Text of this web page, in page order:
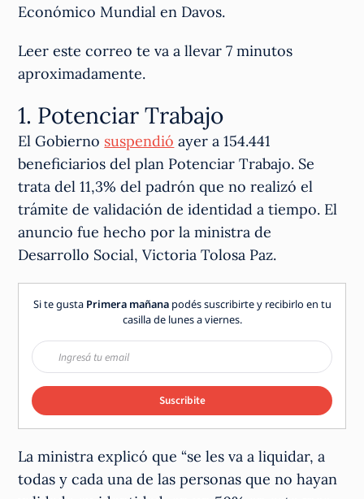
Económico Mundial en Davos.
Leer este correo te va a llevar 7 minutos
aproximadamente.
1. Potenciar Trabajo
El Gobierno suspendió ayer a 154.441
beneficiarios del plan Potenciar Trabajo. Se
trata del 11,3% del padrón que no realizó el
trámite de validación de identidad a tiempo. El
anuncio fue hecho por la ministra de
Desarrollo Social, Victoria Tolosa Paz.
Si te gusta Primera mañanapodés suscribirte y recibirlo en tu
casilla de lunes a viernes.
Suscribite
La ministra explicó que “se les va a liquidar, a
todas y cada una de las personas que no hayan